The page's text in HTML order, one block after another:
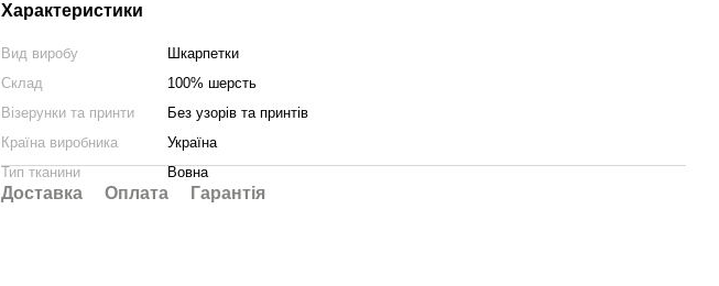
Характеристики
Вид виробу
Шкарпетки
Склад
100% шерсть
Візерунки та принти
Без узорів та принтів
Країна виробника
Україна
Тип тканини
Вовна
Доставка Оплата Гарантія